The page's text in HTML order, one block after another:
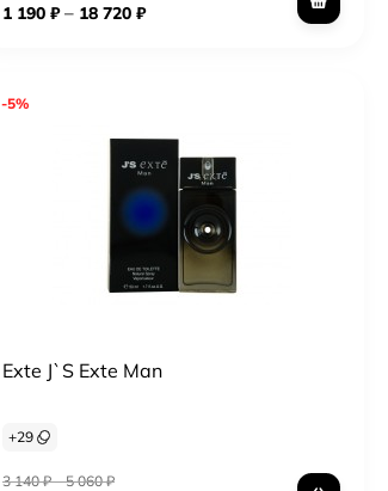
1 190₽– 18 720₽
-5%
Exte J`S Exte Man
+29
3 140₽–5 060₽